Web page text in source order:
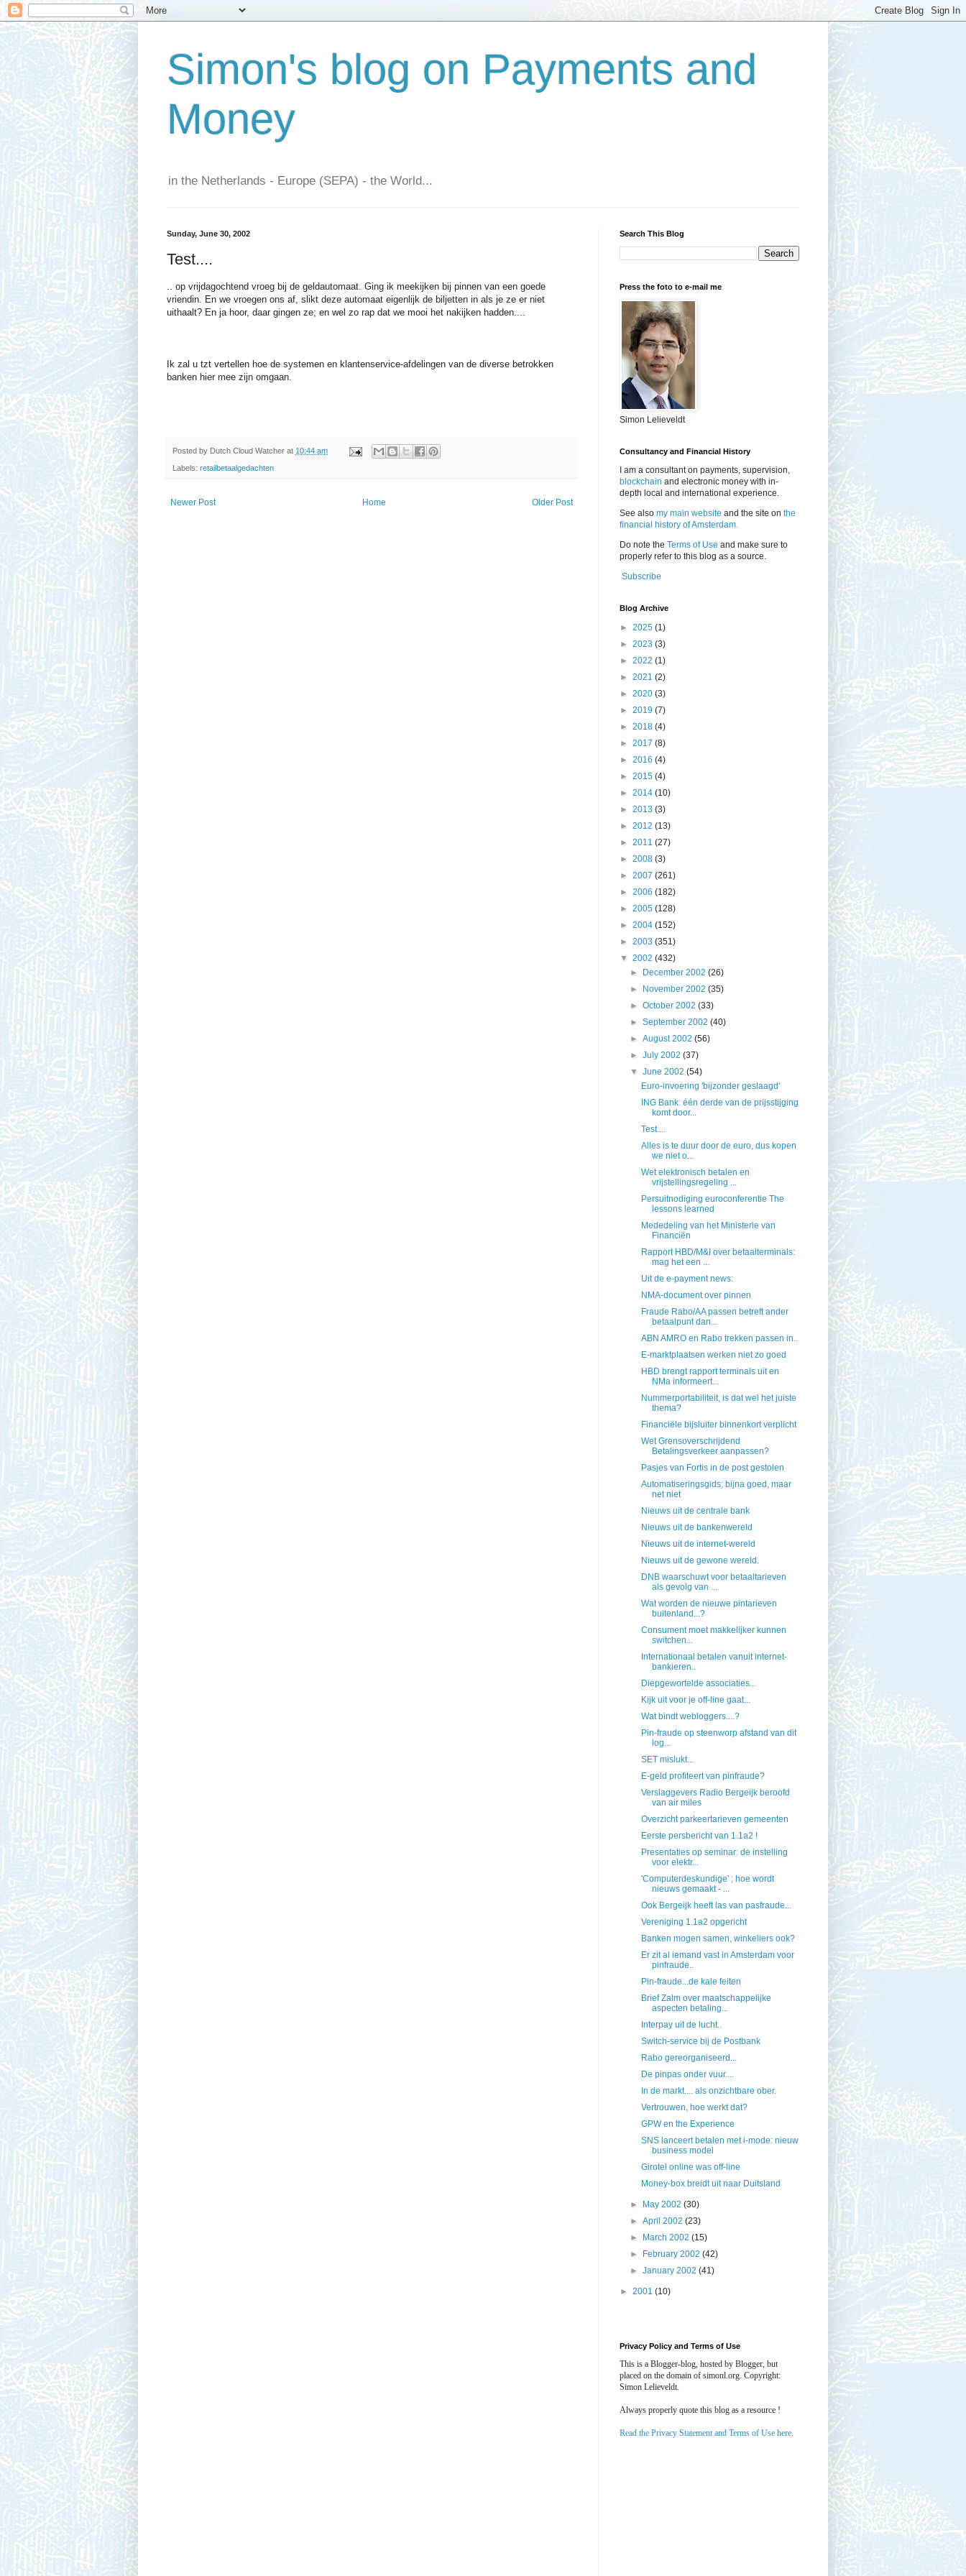
Simon's blog on Payments and
Money
in the Netherlands - Europe (SEPA) - the World...
Sunday, June 30, 2002
Test....
.. op vrijdagochtend vroeg bij de geldautomaat. Ging ik meekijken bij pinnen van een goede
vriendin. En we vroegen ons af, slikt deze automaat eigenlijk de biljetten in als je ze er niet
uithaalt? En ja hoor, daar gingen ze; en wel zo rap dat we mooi het nakijken hadden....
Ik zal u tzt vertellen hoe de systemen en klantenservice-afdelingen van de diverse betrokken
banken hier mee zijn omgaan.
Posted by Dutch Cloud Watcher at 10:44 am
Labels: retailbetaalgedachten
Newer Post Older Post
Home
Search This Blog
Press the foto to e-mail me
Simon Lelieveldt
Consultancy and Financial History
I am a consultant on payments, supervision,
blockchain and electronic money with in-
depth local and international experience.
See also my main website and the site on the
financial history of Amsterdam.
Do note the Terms of Use and make sure to
properly refer to this blog as a source.
Subscribe
Blog Archive
► 2025 (1)
► 2023 (3)
► 2022 (1)
► 2021 (2)
► 2020 (3)
► 2019 (7)
► 2018 (4)
► 2017 (8)
► 2016 (4)
► 2015 (4)
► 2014 (10)
► 2013 (3)
► 2012 (13)
► 2011 (27)
► 2008 (3)
► 2007 (261)
► 2006 (182)
► 2005 (128)
► 2004 (152)
► 2003 (351)
▼ 2002 (432)
►
December 2002(26)
►
November 2002(35)
►October 2002(33)
►September 2002(40)
►August 2002(56)
►July 2002(37)
▼June 2002(54)
Euro-invoering 'bijzonder geslaagd'
ING Bank: één derde van de prijsstijging
komt door...
Test....
Alles is te duur door de euro, dus kopen
we niet o...
Wet elektronisch betalen en
vrijstellingsregeling ...
Persuitnodiging euroconferentie The
lessons learned
Mededeling van het Ministerie van
Financiën
Rapport HBD/M&I over betaalterminals:
mag het een ...
Uit de e-payment news:
NMA-document over pinnen
Fraude Rabo/AA passen betreft ander
betaalpunt dan...
ABN AMRO en Rabo trekken passen in..
E-marktplaatsen werken niet zo goed
HBD brengt rapport terminals uit en
NMa informeert...
Nummerportabiliteit, is dat wel het juiste
thema?
Financiële bijsluiter binnenkort verplicht
Wet Grensoverschrijdend
Betalingsverkeer aanpassen?
Pasjes van Fortis in de post gestolen
Automatiseringsgids; bijna goed, maar
net niet
Nieuws uit de centrale bank
Nieuws uit de bankenwereld
Nieuws uit de internet-wereld
Nieuws uit de gewone wereld.
DNB waarschuwt voor betaaltarieven
als gevolg van ...
Wat worden de nieuwe pintarieven
buitenland...?
Consument moet makkelijker kunnen
switchen...
Internationaal betalen vanuit internet-
bankieren..
Diepgewortelde associaties...
Kijk uit voor je off-line gaat...
Wat bindt webloggers....?
Pin-fraude op steenworp afstand van dit
log...
SET mislukt...
E-geld profiteert van pinfraude?
Verslaggevers Radio Bergeijk beroofd
van air miles
Overzicht parkeertarieven gemeenten
Eerste persbericht van 1.1a2 !
Presentaties op seminar: de instelling
voor elektr...
'Computerdeskundige' ; hoe wordt
nieuws gemaakt - ...
Ook Bergeijk heeft las van pasfraude...
Vereniging 1.1a2 opgericht
Banken mogen samen, winkeliers ook?
Er zit al iemand vast in Amsterdam voor
pinfraude..
Pin-fraude...de kale feiten
Brief Zalm over maatschappelijke
aspecten betaling...
Interpay uit de lucht..
Switch-service bij de Postbank
Rabo gereorganiseerd...
De pinpas onder vuur....
In de markt.... als onzichtbare ober.
Vertrouwen, hoe werkt dat?
GPW en the Experience
SNS lanceert betalen met i-mode: nieuw
business model
Girotel online was off-line
Money-box breidt uit naar Duitsland
► May 2002(30)
►April 2002(23)
►
March 2002(15)
►
February 2002(42)
►January 2002(41)
► 2001 (10)
Privacy Policy and Terms of Use
This is a Blogger-blog, hosted by Blogger, but
placed on the domain of simonl.org. Copyright:
Simon Lelieveldt.
Always properly quote this blog as a resource !
Read the Privacy Statement and Terms of Use here.